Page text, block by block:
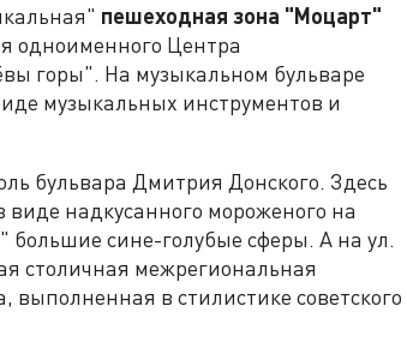
пешеходная зона "Моцарт"
одноименного Центра
горы". На музыкальном бульваре
музыкальных инструментов и
бульвара Дмитрия Донского. Здесь
надкусанного мороженого на
большие сине-голубые сферы. А на ул.
столичная межрегиональная
выполненная в стилистике советского